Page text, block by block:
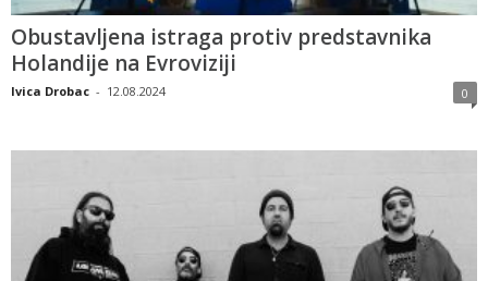
Obustavljena istraga protiv predstavnika
Holandije na Evroviziji
Ivica Drobac - 12.08.2024 0